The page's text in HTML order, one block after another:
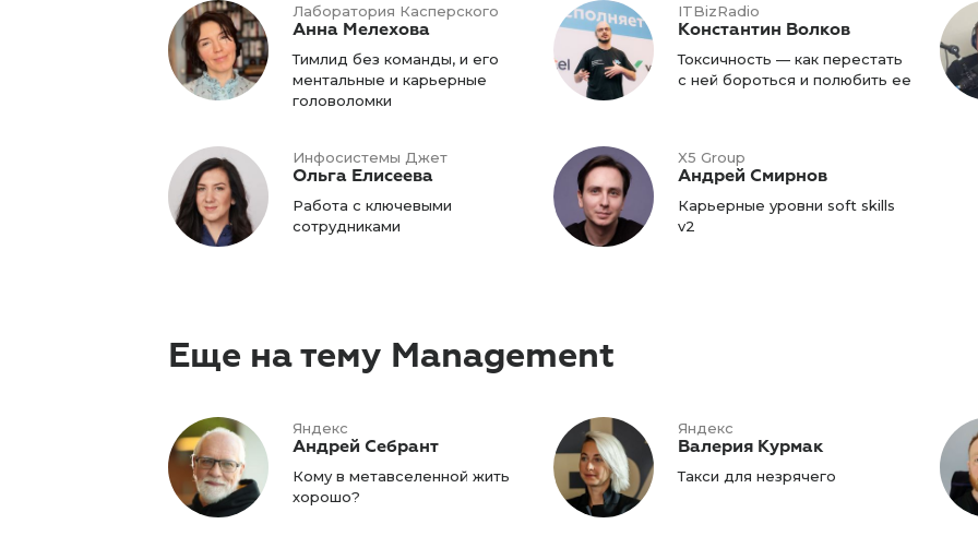
Лаборатория Касперского
Анна Мелехова
Тимлид без команды, и его
ментальные и карьерные
головоломки
ITBizRadio
Константин Волков
Токсичность — как перестать
с ней бороться и полюбить ее
Инфосистемы Джет
Ольга Елисеева
Работа с ключевыми
сотрудниками
X5 Group
Андрей Смирнов
Карьерные уровни soft skills
v2
Еще на тему Management
Яндекс
Андрей Себрант
Кому в метавселенной жить
хорошо?
Яндекс
Валерия Курмак
Такси для незрячего